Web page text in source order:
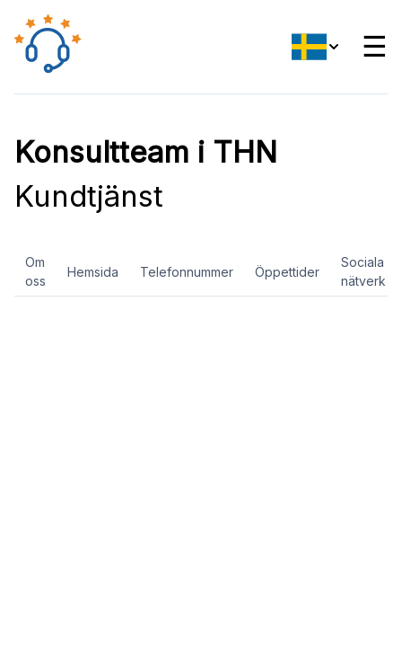
☰
Konsultteam i THN
Kundtjänst
Om
oss
Hemsida Telefonnummer Öppettider
Sociala
nätverk